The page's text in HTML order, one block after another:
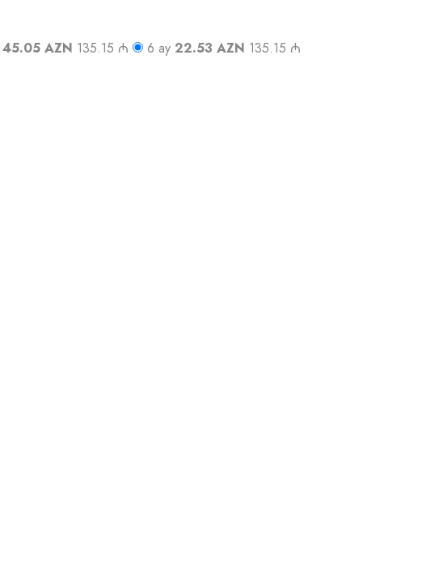
45.05 AZN 135.15 ₼ 6 ay 22.53 AZN 135.15 ₼